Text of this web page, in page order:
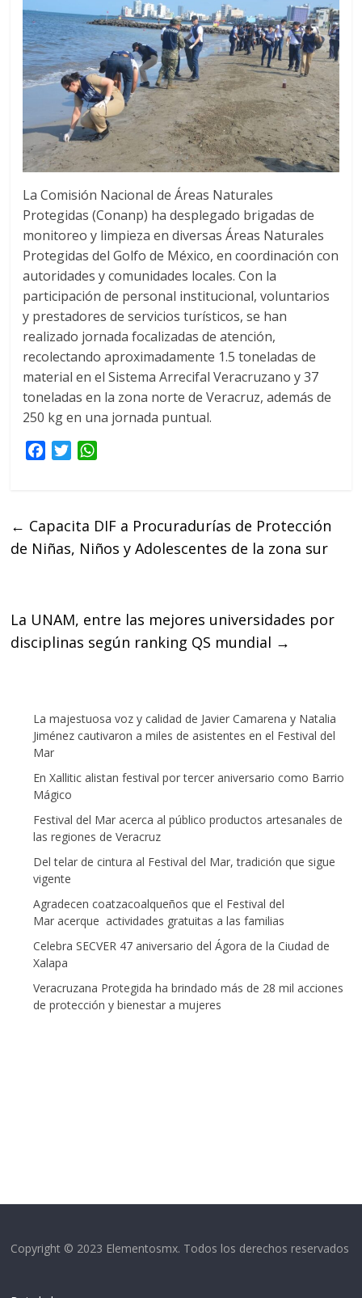
La Comisión Nacional de Áreas Naturales
Protegidas (Conanp) ha desplegado brigadas de
monitoreo y limpieza en diversas Áreas Naturales
Protegidas del Golfo de México, en coordinación con
autoridades y comunidades locales. Con la
participación de personal institucional, voluntarios
y prestadores de servicios turísticos, se han
realizado jornada focalizadas de atención,
recolectando aproximadamente 1.5 toneladas de
material en el Sistema Arrecifal Veracruzano y 37
toneladas en la zona norte de Veracruz, además de
250 kg en una jornada puntual.
b
o
T
t
s
A
← Capacita DIF a Procuradurías de Protección
de Niñas, Niños y Adolescentes de la zona sur
La UNAM, entre las mejores universidades por
disciplinas según ranking QS mundial →
La majestuosa voz y calidad de Javier Camarena y Natalia
Jiménez cautivaron a miles de asistentes en el Festival del
Mar
En Xallitic alistan festival por tercer aniversario como Barrio
Mágico
Festival del Mar acerca al público productos artesanales de
las regiones de Veracruz
Del telar de cintura al Festival del Mar, tradición que sigue
vigente
Agradecen coatzacoalqueños que el Festival del
Mar acerque actividades gratuitas a las familias
Celebra SECVER 47 aniversario del Ágora de la Ciudad de
Xalapa
Veracruzana Protegida ha brindado más de 28 mil acciones
de protección y bienestar a mujeres
Copyright © 2023 Elementosmx. Todos los derechos reservados